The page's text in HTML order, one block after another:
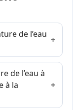
de l’eau
de l’eau à
à la